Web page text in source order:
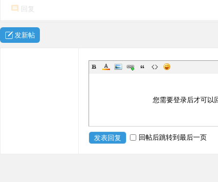
回复
发新帖
您需要登录后才可以
发表回复 回帖后跳转到最后一页